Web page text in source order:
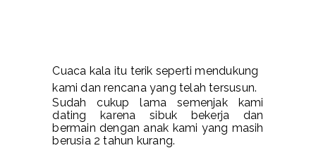
Cuaca kala itu terik seperti mendukung
kami dan rencana yang telah tersusun.
Sudah cukup lama semenjak kami
dating karena sibuk bekerja dan
bermain dengan anak kami yang masih
berusia 2 tahun kurang.